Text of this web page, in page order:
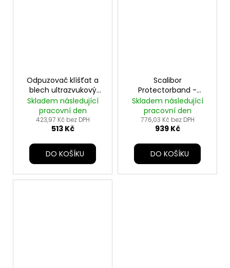
Odpuzovač klíšťat a
blech ultrazvukový
TICKLESS® CVET
Skladem následující
pracovní den
423,97 Kč bez DPH
513 Kč
DO KOŠÍKU
Scalibor
Protectorband -
760mg - obojek 48cm
- pes
Skladem následující
pracovní den
776,03 Kč bez DPH
939 Kč
DO KOŠÍKU